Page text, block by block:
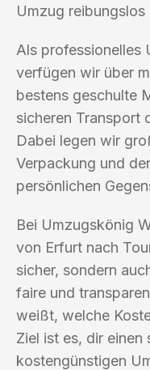
Umzug reibungslos
Als professionelles
verfügen wir über
bestens geschulte
sicheren Transport
Dabei legen wir
Verpackung und
persönlichen
Bei Umzugskönig
von Erfurt nach
sicher, sondern
faire und
weißt, welche
Ziel ist es, dir einen
kostengünstigen